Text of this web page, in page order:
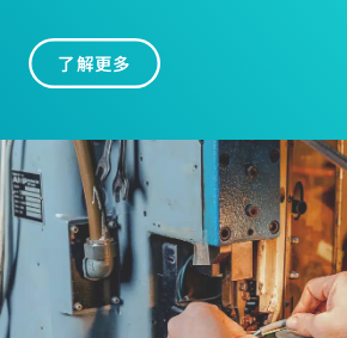
在技术中心，我们可以测试您的
输送特性，并始终致力于寻找最
是特殊挑战也能应对。我们热烈
了解更多